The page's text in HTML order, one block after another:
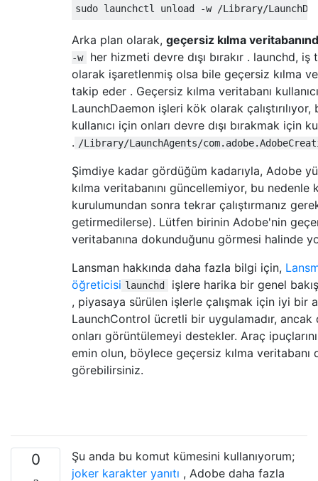
Arka plan olarak, geçersiz kılma
-w
her hizmeti devre dışı bırakır . launchd, iş
olarak işaretlenmiş olsa bile geçersiz kılma
takip eder . Geçersiz kılma veritabanı
LaunchDaemon işleri kök olarak
kullanıcı için onları devre dışı bırakmak için
. /Library/LaunchAgents/
Şimdiye kadar gördüğüm kadarıyla, Adobe
kılma veritabanını güncellemiyor, bu nedenle
kurulumundan sonra tekrar çalıştırmanız
getirmedilerse). Lütfen birinin Adobe'nin
veritabanına dokunduğunu görmesi halinde
Lansman hakkında daha fazla bilgi için,
öğreticisi launchd
işlere harika bir genel
, piyasaya sürülen işlerle çalışmak için iyi bir
LaunchControl ücretli bir uygulamadır, ancak
onları görüntülemeyi destekler. Araç
emin olun, böylece geçersiz kılma veritabanı
görebilirsiniz.
0
Şu anda bu komut kümesini kullanıyorum;
joker karakter yanıtı , Adobe daha fazla